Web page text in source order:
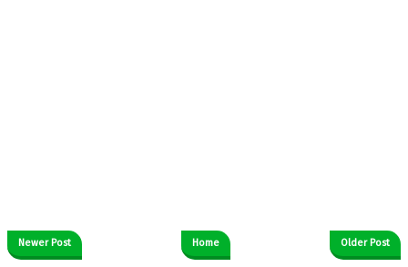
Newer Post Older Post
Home